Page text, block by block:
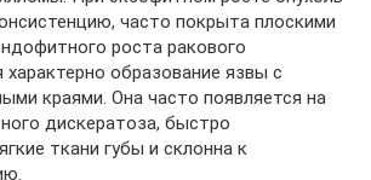
часто покрыта плоскими
роста ракового
образование язвы с
краями. Она часто появляется на
дискератоза, быстро
ткани губы и склонна к